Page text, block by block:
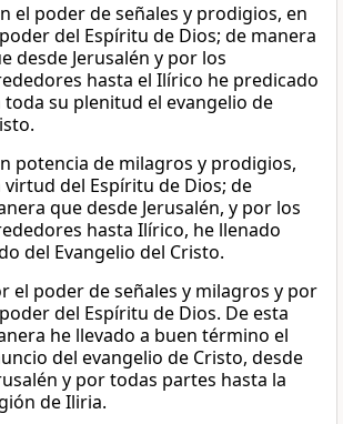
el poder de señales y prodigios, en
del Espíritu de Dios; de manera
desde Jerusalén y por los
hasta el Ilírico he predicado
toda su plenitud el evangelio de
potencia de milagros y prodigios,
virtud del Espíritu de Dios; de
que desde Jerusalén, y por los
hasta Ilírico, he llenado
del Evangelio del Cristo.
el poder de señales y milagros y por
del Espíritu de Dios. De esta
he llevado a buen término el
del evangelio de Cristo, desde
y por todas partes hasta la
de Iliria.